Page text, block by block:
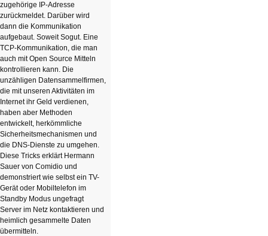
zugehörige IP-Adresse
zurückmeldet. Darüber wird
dann die Kommunikation
aufgebaut. Soweit Sogut. Eine
TCP-Kommunikation, die man
auch mit Open Source Mitteln
kontrollieren kann. Die
unzähligen Datensammelfirmen,
die mit unseren Aktivitäten im
Internet ihr Geld verdienen,
haben aber Methoden
entwickelt, herkömmliche
Sicherheitsmechanismen und
die DNS-Dienste zu umgehen.
Diese Tricks erklärt Hermann
Sauer von Comidio und
demonstriert wie selbst ein TV-
Gerät oder Mobiltelefon im
Standby Modus ungefragt
Server im Netz kontaktieren und
heimlich gesammelte Daten
übermitteln.